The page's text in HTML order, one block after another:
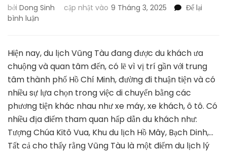
bởi Dong Sinh cập nhật vào 9 Tháng 3, 2025
Để lại
bình luận
Lịch
Trình
Du
Lịch
Vũng
Tàu
ngày
1
đêm
Hiện nay, du lịch Vũng Tàu đang được du khách ưa
chuộng và quan tâm đến, có lẽ vì vị trí gần với trung
tâm thành phố Hồ Chí Minh, đường đi thuận tiện và có
nhiều sự lựa chọn trong việc di chuyển bằng các
phương tiện khác nhau như xe máy, xe khách, ô tô. Có
nhiều địa điểm tham quan hấp dẫn du khách như:
Tượng Chúa Kitô Vua, Khu du lịch Hồ Mây, Bạch Dinh,…
Tất cả cho thấy rằng Vũng Tàu là một điểm du lịch lý